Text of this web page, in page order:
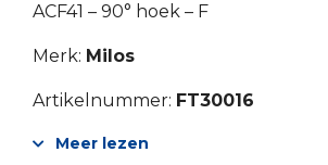
ACF41 – 90° hoek – F
Merk: Milos
Artikelnummer: FT30016
Meer lezen